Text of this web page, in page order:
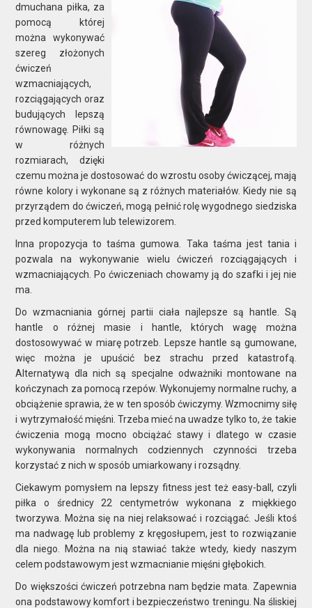
dmuchana piłka, za
pomocą której
można wykonywać
szereg złożonych
ćwiczeń
wzmacniających,
rozciągających oraz
budujących lepszą
równowagę. Piłki są
w różnych
rozmiarach, dzięki
czemu można je dostosować do wzrostu osoby ćwiczącej, mają
równe kolory i wykonane są z różnych materiałów. Kiedy nie są
przyrządem do ćwiczeń, mogą pełnić rolę wygodnego siedziska
przed komputerem lub telewizorem.
Inna propozycja to taśma gumowa. Taka taśma jest tania i
pozwala na wykonywanie wielu ćwiczeń rozciągających i
wzmacniających. Po ćwiczeniach chowamy ją do szafki i jej nie
ma.
​Do wzmacniania górnej partii ciała najlepsze są hantle. Są
hantle o różnej masie i hantle, których wagę można
dostosowywać w miarę potrzeb. Lepsze hantle są gumowane,
więc można je upuścić bez strachu przed katastrofą.
Alternatywą dla nich są specjalne odważniki montowane na
kończynach za pomocą rzepów. Wykonujemy normalne ruchy, a
obciążenie sprawia, że w ten sposób ćwiczymy. Wzmocnimy siłę
i wytrzymałość mięśni. Trzeba mieć na uwadze tylko to, że takie
ćwiczenia mogą mocno obciążać stawy i dlatego w czasie
wykonywania normalnych codziennych czynności trzeba
korzystać z nich w sposób umiarkowany i rozsądny.
Ciekawym pomysłem na lepszy fitness jest też easy-ball, czyli
piłka o średnicy 22 centymetrów wykonana z miękkiego
tworzywa. Można się na niej relaksować i rozciągać. Jeśli ktoś
ma nadwagę lub problemy z kręgosłupem, jest to rozwiązanie
dla niego. Można na nią stawiać także wtedy, kiedy naszym
celem podstawowym jest wzmacnianie mięśni głębokich.
Do większości ćwiczeń potrzebna nam będzie mata. Zapewnia
ona podstawowy komfort i bezpieczeństwo treningu. Na śliskiej